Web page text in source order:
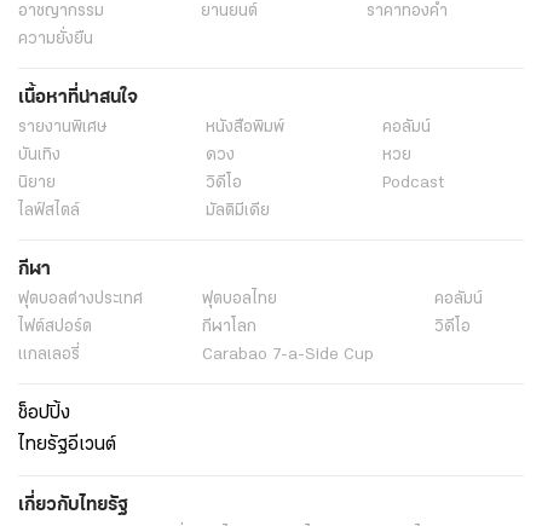
อาชญากรรม
ยานยนต์
ราคาทองคำ
ความยั่งยืน
เนื้อหาที่น่าสนใจ
รายงานพิเศษ หนังสือพิมพ์
คอลัมน์
บันเทิง
ดวง
หวย
นิยาย
วิดีโอ
Podcast
ไลฟ์สไตล์
มัลติมีเดีย
กีฬา
ฟุตบอลต่่างประเทศ ฟุตบอลไทย
คอลัมน์
ไฟต์สปอร์ต
กีฬาโลก
วิดีโอ
แกลเลอรี่
Carabao 7-a-Side Cup
ช็อปปิ้ง
ไทยรัฐอีเวนต์
เกี่ยวกับไทยรัฐ